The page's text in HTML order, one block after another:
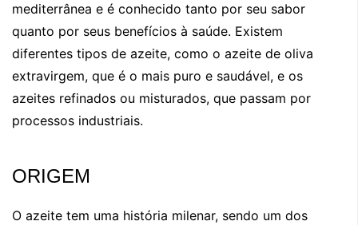
mediterrânea e é conhecido tanto por seu sabor
quanto por seus benefícios à saúde. Existem
diferentes tipos de azeite, como o azeite de oliva
extravirgem, que é o mais puro e saudável, e os
azeites refinados ou misturados, que passam por
processos industriais.
ORIGEM
O azeite tem uma história milenar, sendo um dos